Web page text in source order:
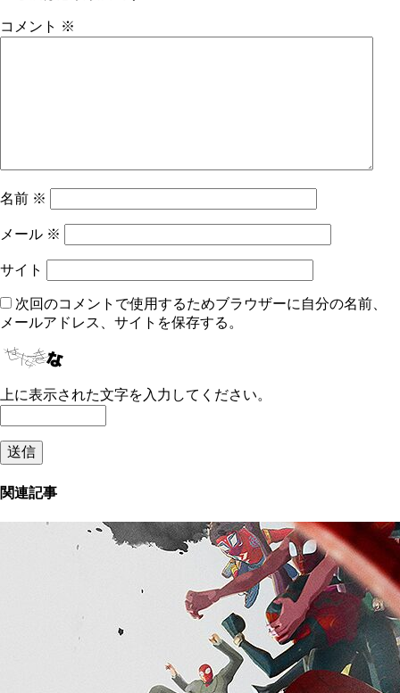
コメント ※
名前 ※
メール ※
サイト
次回のコメントで使用するためブラウザーに自分の名前、
メールアドレス、サイトを保存する。
上に表示された文字を入力してください。
関連記事